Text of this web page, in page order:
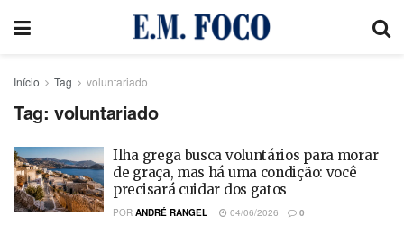
Início Tag voluntariado
Tag: voluntariado
Ilha grega busca voluntários para morar
de graça, mas há uma condição: você
precisará cuidar dos gatos
POR ANDRÉ RANGEL 04/06/2026 0